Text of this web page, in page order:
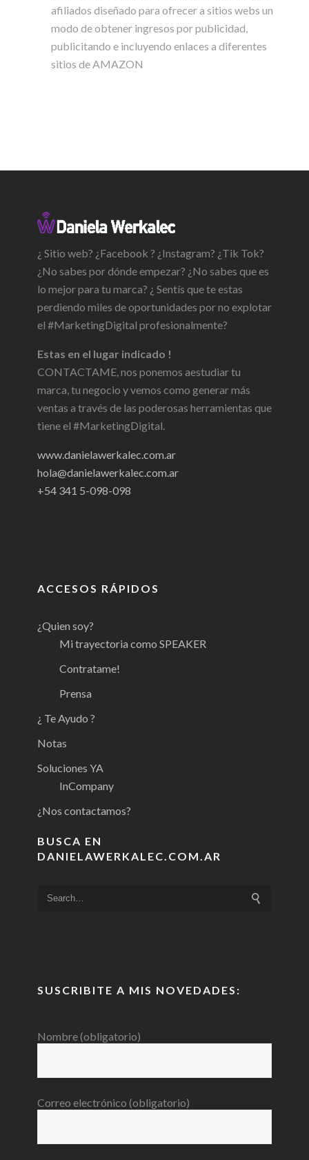
afiliados diseñado para ofrecer a sitios webs un
modo de obtener ingresos por publicidad,
publicitando e incluyendo enlaces a diferentes
sitios de AMAZON
¿ Sitio web? ¿Facebook ? ¿Instagram? ¿Tik Tok?
¿No sabes por dónde empezar? ¿No sabes que es
lo mejor para tu marca? ¿ Sentís que te estas
perdiendo miles de oportunidades por no explotar
el #MarketingDigital profesionalmente?
Estas en el lugar indicado !
CONTACTAME, nos ponemos aestudiar tu
marca, tu negocio y vemos como generar más
ventas a través de las poderosas herramientas que
tiene el #MarketingDigital.
www.danielawerkalec.com.ar
hola@danielawerkalec.com.ar
+54 341 5-098-098
ACCESOS RÁPIDOS
¿Quien soy?
Mi trayectoria como SPEAKER
Contratame!
Prensa
¿ Te Ayudo ?
Notas
Soluciones YA
InCompany
¿Nos contactamos?
BUSCA EN
DANIELAWERKALEC.COM.AR
SUSCRIBITE A MIS NOVEDADES:
Nombre (obligatorio)
Correo electrónico (obligatorio)